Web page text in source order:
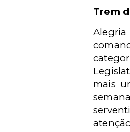
Trem
mais